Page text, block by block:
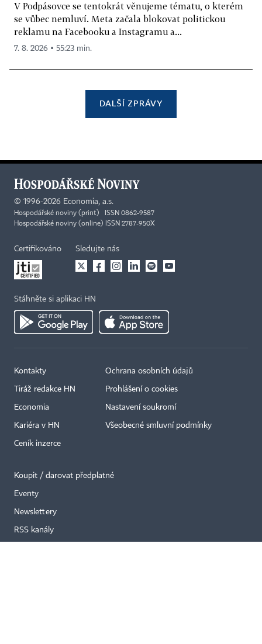
V Podpásovce se tentokrát věnujeme tématu, o kterém
se vůbec nemluví. Meta začala blokovat politickou
reklamu na Facebooku a Instagramu a...
7. 8. 2026 ▪ 55:23 min.
DALŠÍ ZPRÁVY
© 1996-2026 Economia, a.s.
Hospodářské noviny (print) ISSN 0862-9587
Hospodářské noviny (online) ISSN 2787-950X
Certifikováno Sledujte nás
Stáhněte si aplikaci HN
Kontakty
Tiráž redakce HN
Economia
Kariéra v HN
Ceník inzerce
Ochrana osobních údajů
Prohlášení o cookies
Nastavení soukromí
Všeobecné smluvní podmínky
Koupit / darovat předplatné
Eventy
Newslettery
RSS kanály